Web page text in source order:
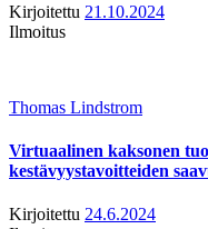
Kirjoitettu 21.10.2024
Ilmoitus
Thomas Lindstrom
Virtuaalinen kaksonen
kestävyystavoitteiden
Kirjoitettu 24.6.2024